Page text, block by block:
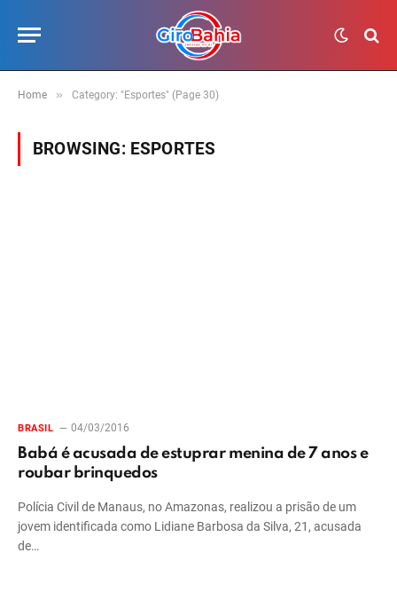
Home » Category: "Esportes" (Page 30)
BROWSING: ESPORTES
BRASIL 04/03/2016
Babá é acusada de estuprar menina de 7 anos e
roubar brinquedos
Polícia Civil de Manaus, no Amazonas, realizou a prisão de um
jovem identificada como Lidiane Barbosa da Silva, 21, acusada
de…